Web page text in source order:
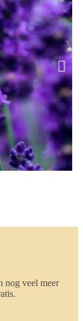
nog veel meer